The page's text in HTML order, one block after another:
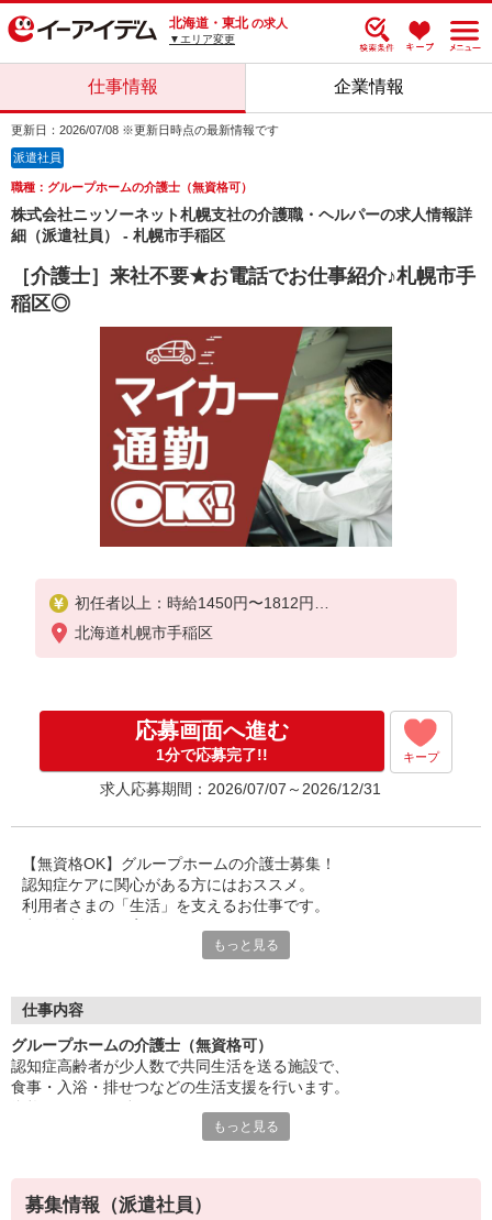
北海道・東北 の求人
▼エリア変更
仕事情報 企業情報
更新日：2026/07/08 ※更新日時点の最新情報です
派遣社員
職種：グループホームの介護士（無資格可）
株式会社ニッソーネット札幌支社の介護職・ヘルパーの求人情報詳
細（派遣社員） - 札幌市手稲区
［介護士］来社不要★お電話でお仕事紹介♪札幌市手
稲区◎
初任者以上：時給1450円〜1812円
無資格の方：時給1350円〜1687円
北海道札幌市手稲区
応募画面へ進む
1分で応募完了!! キープ
求人応募期間：2026/07/07～2026/12/31
【無資格OK】グループホームの介護士募集！
認知症ケアに関心がある方にはおススメ。
利用者さまの「生活」を支えるお仕事です。
利用者さまの生活全般のサポート。
資格取得も積極的に支援いたします。
働く意欲があれば資格は不問！
温かいチームの一員になりませんか？
人柄重視の採用を行っています。
もっと見る
仕事内容
グループホームの介護士（無資格可）
認知症高齢者が少人数で共同生活を送る施設で、
食事・入浴・排せつなどの生活支援を行います。
認知症ケアの理解やコミュニケーション力が重要です◎
人柄や思いやりが重視されます♪
もっと見る
募集情報（派遣社員）